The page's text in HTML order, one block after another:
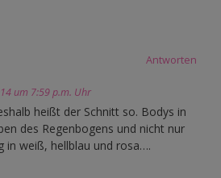
Antworten
um 7:59 p.m. Uhr
heißt der Schnitt so. Bodys in
des Regenbogens und nicht nur
in weiß, hellblau und rosa….